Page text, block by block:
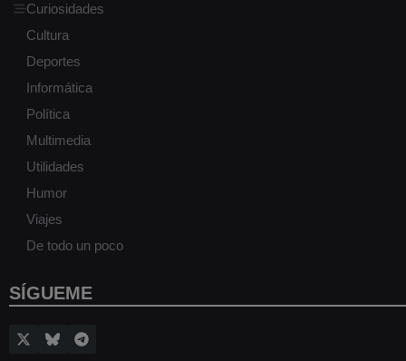
Curiosidades
Cultura
Deportes
Informática
Política
Multimedia
Utilidades
Humor
Viajes
De todo un poco
SÍGUEME